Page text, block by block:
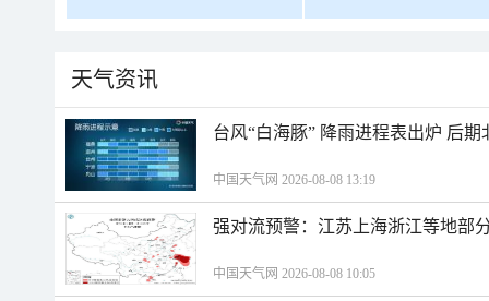
天气资讯
台风“白海豚” 降雨进程表出炉 后
中国天气网 2026-08-08 13:19
强对流预警：江苏上海浙江等地部
中国天气网 2026-08-08 10:05